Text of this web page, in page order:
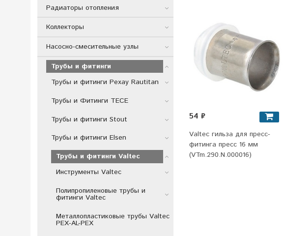
54 ₽
Valtec гильза для пресс-
фитинга пресс 16 мм
(VTm.290.N.000016)
Радиаторы отопления
Коллекторы
Насосно-смесительные узлы
Трубы и фитинги
Трубы и фитинги Рехау Rautitan
Трубы и Фитинги TECE
Трубы и фитинги Stout
Трубы и фитинги Elsen
Трубы и фитинги Valtec
Инструменты Valtec
Полипропиленовые трубы и
фитинги Valtec
Металлопластиковые трубы Valtec
PEX-AL-PEX